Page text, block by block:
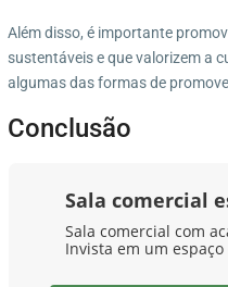
Além disso, é importante
sustentáveis e que valorizem a
algumas das formas de
Conclusão
Sala comercial
Sala comercial com
Invista em um
Contato
R. Marape, 130 - Segredo,
Wagner Motta Imóveis